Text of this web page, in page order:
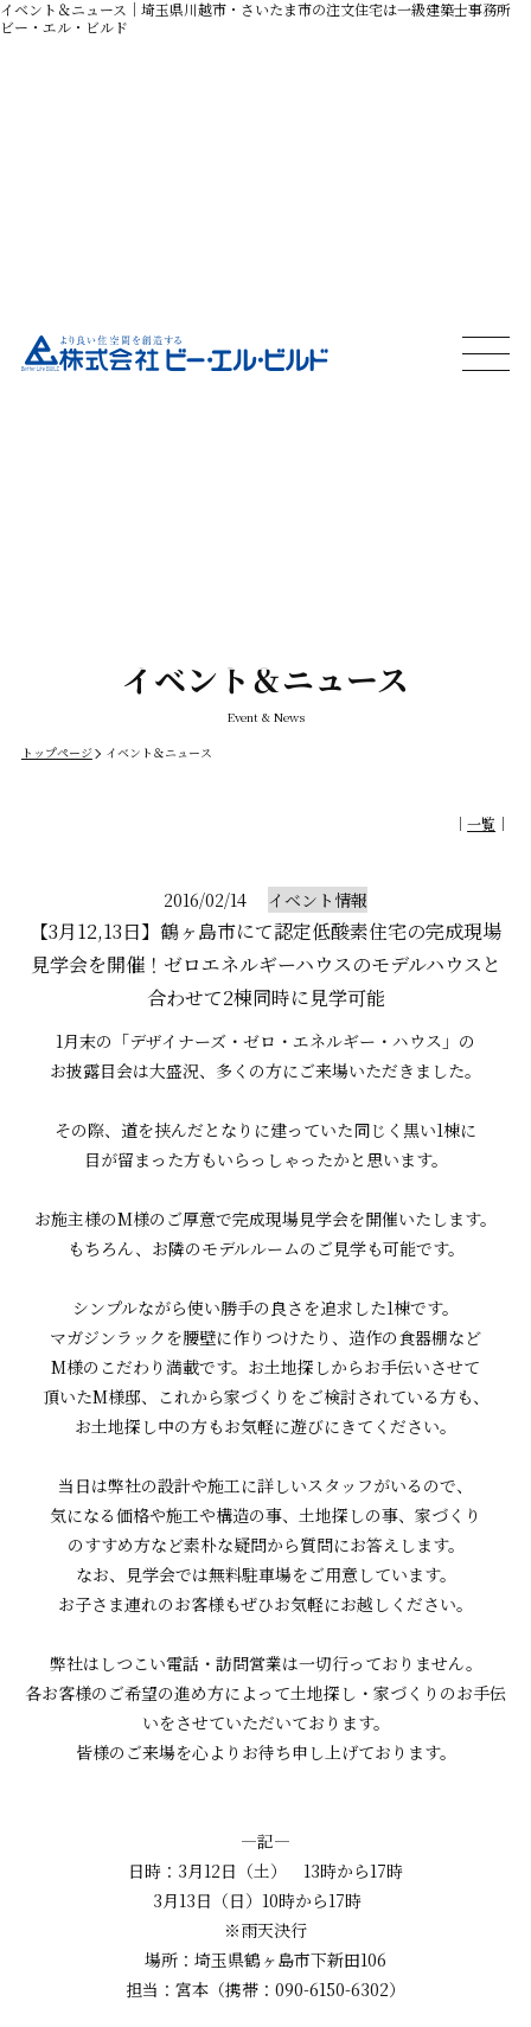
イベント＆ニュース｜ 埼玉県川越市・さいたま市の注文住宅は一級建築士事務所
ビー・エル・ビルド
イベント＆ニュース
Event & News
トップページ
イベント＆ニュース
｜一覧 ｜
2016/02/14 イベント情報
【3月12,13日】鶴ヶ島市にて認定低酸素住宅の完成現場
見学会を開催！ゼロエネルギーハウスのモデルハウスと
合わせて2棟同時に見学可能
1月末の「デザイナーズ・ゼロ・エネルギー・ハウス」の
お披露目会は大盛況、多くの方にご来場いただきました。
その際、道を挟んだとなりに建っていた同じく黒い1棟に
目が留まった方もいらっしゃったかと思います。
お施主様のM様のご厚意で完成現場見学会を開催いたします。
もちろん、お隣のモデルルームのご見学も可能です。
シンプルながら使い勝手の良さを追求した1棟です。
マガジンラックを腰壁に作りつけたり、造作の食器棚など
M様のこだわり満載です。お土地探しからお手伝いさせて
頂いたM様邸、これから家づくりをご検討されている方も、
お土地探し中の方もお気軽に遊びにきてください。
当日は弊社の設計や施工に詳しいスタッフがいるので、
気になる価格や施工や構造の事、土地探しの事、家づくり
のすすめ方など素朴な疑問から質問にお答えします。
なお、見学会では無料駐車場をご用意しています。
お子さま連れのお客様もぜひお気軽にお越しください。
弊社はしつこい電話・訪問営業は一切行っておりません。
各お客様のご希望の進め方によって土地探し・家づくりのお手伝
いをさせていただいております。
皆様のご来場を心よりお待ち申し上げております。
―記―
日時：3月12日（土） 13時から17時
3月13日（日）10時から17時
※雨天決行
場所：埼玉県鶴ヶ島市下新田106
担当：宮本（携帯：090-6150-6302）